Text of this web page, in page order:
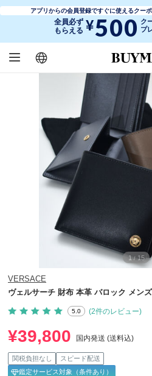
アプリからの会員登録ですぐに使えるクーポ
全員必ず
もらえる ¥500 ク
プ
日本語
English
简体中文
繁體中文
1 / 15
VERSACE
ヴェルサーチ 財布 本革 バロック メン
5.0 (2件のレビュー)
¥39,800 国内発送 (送料込)
関税負担なし
スピード配送
鑑定サービス対象（条件あり）